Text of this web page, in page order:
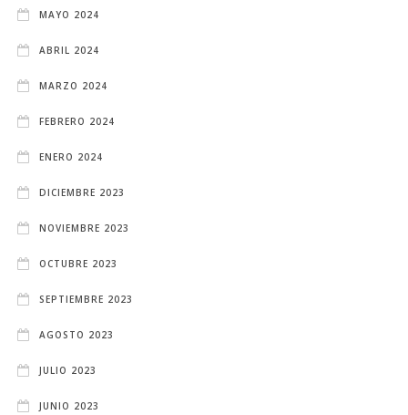
MAYO 2024
ABRIL 2024
MARZO 2024
FEBRERO 2024
ENERO 2024
DICIEMBRE 2023
NOVIEMBRE 2023
OCTUBRE 2023
SEPTIEMBRE 2023
AGOSTO 2023
JULIO 2023
JUNIO 2023